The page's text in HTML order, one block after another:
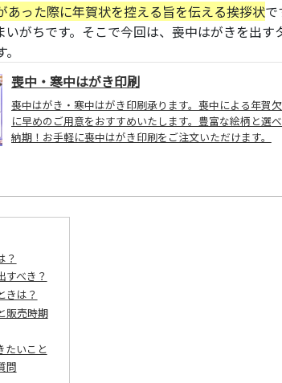
あった際に年賀状を控える旨を伝える挨拶状で
がちです。そこで今回は、喪中はがきを出
喪中・寒中はがき印刷
喪中はがき・寒中はがき印刷承ります。喪中による年賀
に早めのご用意をおすすめいたします。豊富な絵柄と選
納期！お手軽に喪中はがき印刷をご注文いただけます。
？
すべき？
きは？
販売時期
たいこと
問